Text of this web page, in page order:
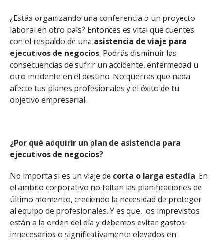
¿Estás organizando una conferencia o un proyecto
laboral en otro país? Entonces es vital que cuentes
con el respaldo de una asistencia de viaje para
ejecutivos de negocios. Podrás disminuir las
consecuencias de sufrir un accidente, enfermedad u
otro incidente en el destino. No querrás que nada
afecte tus planes profesionales y el éxito de tu
objetivo empresarial.
¿Por qué adquirir un plan de asistencia para
ejecutivos de negocios?
No importa si es un viaje de corta o larga estadía. En
el ámbito corporativo no faltan las planificaciones de
último momento, creciendo la necesidad de proteger
al equipo de profesionales. Y es que, los imprevistos
están a la orden del día y debemos evitar gastos
innecesarios o significativamente elevados en